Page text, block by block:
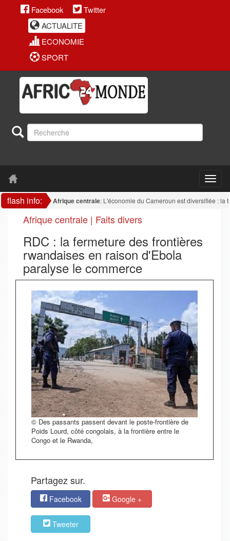
Facebook
Twitter
ACTUALITE
ECONOMIE
SPORT
flash info:Afrique centrale: L'économie du Cameroun est diversifiée : la
Afrique centrale | Faits divers
RDC : la fermeture des frontières
rwandaises en raison d'Ebola
paralyse le commerce
© Des passants passent devant le poste-frontière de
Poids Lourd, côté congolais, à la frontière entre le
Congo et le Rwanda,
Partagez sur.
Facebook Google +
Tweeter